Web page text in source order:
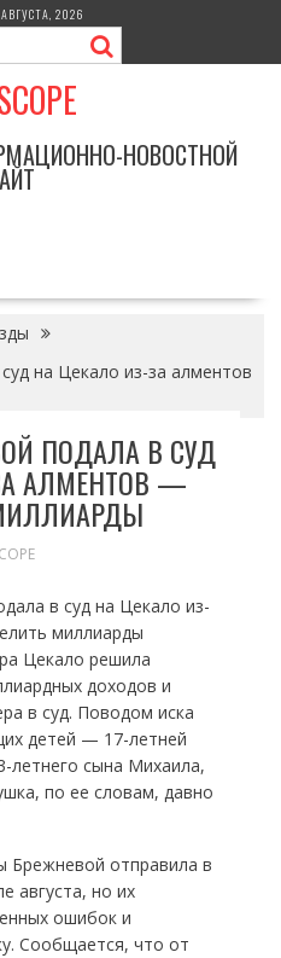
2026
НОВОСТНОЙ
на Цекало из-за алментов
ПОДАЛА В СУД
АЛМЕНТОВ —
Цекало решила
доходов и
в суд. Поводом иска
детей — 17-летней
летнего сына Михаила,
по ее словам, давно
Брежневой отправила в
августа, но их
ошибок и
Сообщается, что от